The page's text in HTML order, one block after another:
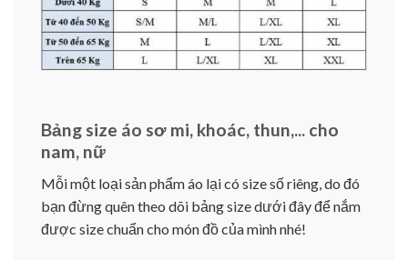
Bảng size áo sơ mi, khoác, thun,... cho
nam, nữ
Mỗi một loại sản phẩm áo lại có size số riêng, do đó
bạn đừng quên theo dõi bảng size dưới đây để nắm
được size chuẩn cho món đồ của mình nhé!